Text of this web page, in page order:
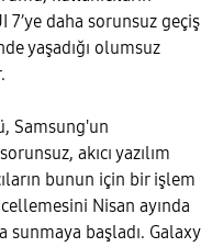
daha sorunsuz geçiş
yaşadığı olumsuz
Samsung'un
akıcı yazılım
bunun için bir işlem
Nisan ayında
sunmaya başladı. Galaxy